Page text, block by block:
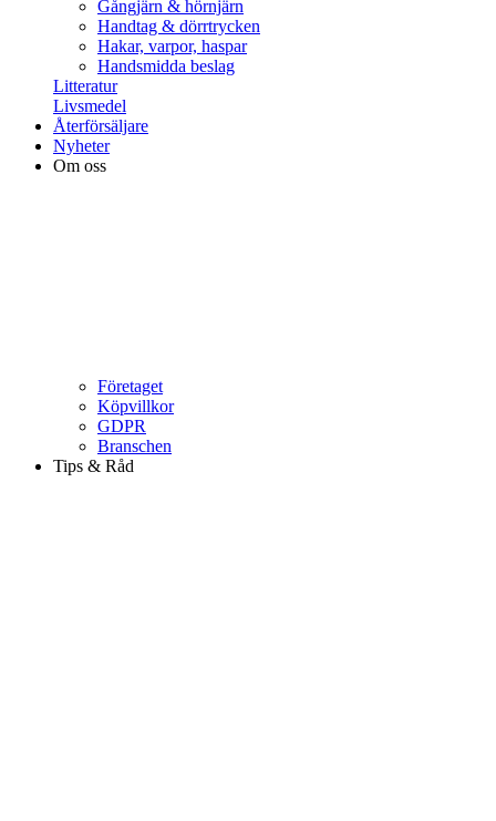
Gångjärn & hörnjärn
Handtag & dörrtrycken
Hakar, varpor, haspar
Handsmidda beslag
Litteratur
Livsmedel
Återförsäljare
Nyheter
Om oss
Företaget
Köpvillkor
GDPR
Branschen
Tips & Råd